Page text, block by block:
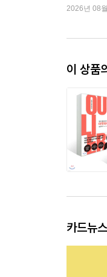
2026년 08
이 상품
카드뉴